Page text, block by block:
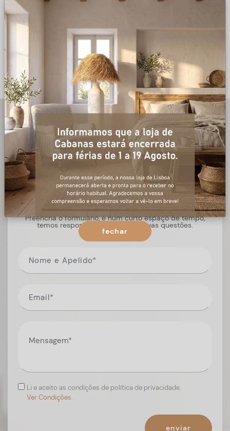
DESCRIÇÃO
+ informações
Preencha o formulário, e num curto espaço de tempo,
temos respostas para todas as suas questões.
Li e aceito as condições de política de privacidade.
Ver Condições.
enviar
fechar